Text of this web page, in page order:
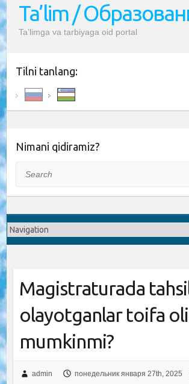
Ta’lim /
Ta’limga va tarbiyaga oid portal
Tilni tanlang:
Nimani qidiramiz?
Magistraturada
olayotganlar toifa
mumkinmi?
admin понедельник января 27th, 2025